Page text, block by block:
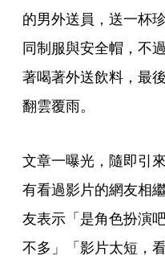
的男外送員，送一杯
同制服與安全帽，不
著喝著外送飲料，最
翻雲覆雨。
文章一曝光，隨即引
有看過影片的網友相
友表示「是角色扮演
不多」「影片太短，